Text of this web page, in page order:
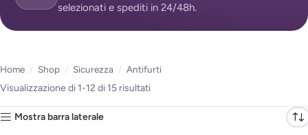
selezionati e spediti in 24/48h.
Home / Shop / Sicurezza / Antifurti
Visualizzazione di 1-12 di 15 risultati
Mostra barra laterale